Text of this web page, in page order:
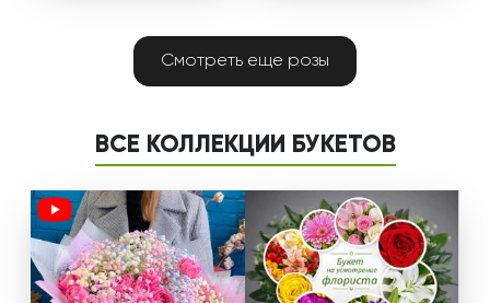
Смотреть еще розы
ВСЕ КОЛЛЕКЦИИ БУКЕТОВ